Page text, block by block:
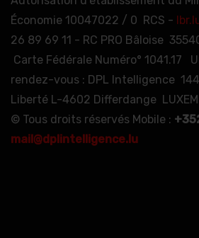
Économie 10047022 / 0 RCS -
26 89 69 11 - RC PRO Bâloise
Carte Fédérale Numéro° 1041.17
rendez-vous : DPL Intelligence
Liberté L-4602 Differdange
© Tous droits réservés Mobile :
mail@dplintelligence.lu